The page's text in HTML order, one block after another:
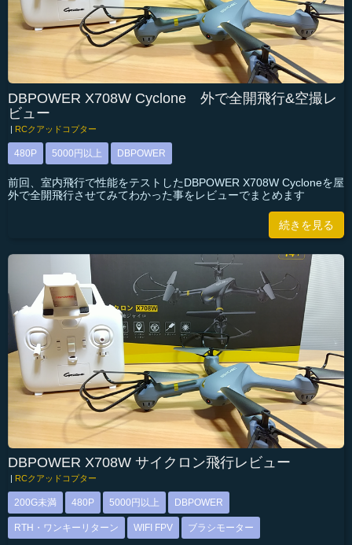
DBPOWER X708W Cyclone 外で全開飛行&空撮レ
ビュー
| RCクアッドコプター
480P 5000円以上 DBPOWER
前回、室内飛行で性能をテストしたDBPOWER X708W Cycloneを屋
外で全開飛行させてみてわかった事をレビューでまとめます
続きを見る
DBPOWER X708W サイクロン飛行レビュー
| RCクアッドコプター
200G未満 480P 5000円以上 DBPOWER
RTH・ワンキーリターン WIFI FPV ブラシモーター